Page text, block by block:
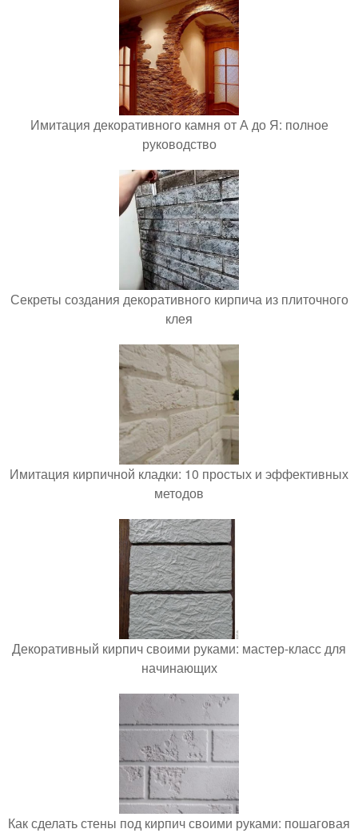
Имитация декоративного камня от А до Я: полное
руководство
Секреты создания декоративного кирпича из плиточного
клея
Имитация кирпичной кладки: 10 простых и эффективных
методов
Декоративный кирпич своими руками: мастер-класс для
начинающих
Как сделать стены под кирпич своими руками: пошаговая